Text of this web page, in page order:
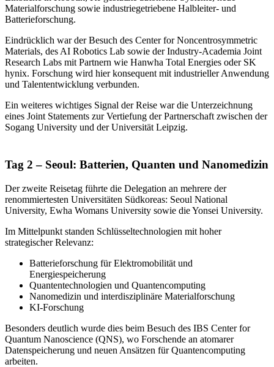
Materialforschung sowie industriegetriebene Halbleiter- und
Batterieforschung.
Eindrücklich war der Besuch des Center for Noncentrosymmetric
Materials, des AI Robotics Lab sowie der Industry-Academia Joint
Research Labs mit Partnern wie Hanwha Total Energies oder SK
hynix. Forschung wird hier konsequent mit industrieller Anwendung
und Talententwicklung verbunden.
Ein weiteres wichtiges Signal der Reise war die Unterzeichnung
eines Joint Statements zur Vertiefung der Partnerschaft zwischen der
Sogang University und der Universität Leipzig.
Tag 2 – Seoul: Batterien, Quanten und Nanomedizin
Der zweite Reisetag führte die Delegation an mehrere der
renommiertesten Universitäten Südkoreas: Seoul National
University, Ewha Womans University sowie die Yonsei University.
Im Mittelpunkt standen Schlüsseltechnologien mit hoher
strategischer Relevanz:
Batterieforschung für Elektromobilität und
Energiespeicherung
Quantentechnologien und Quantencomputing
Nanomedizin und interdisziplinäre Materialforschung
KI-Forschung
Besonders deutlich wurde dies beim Besuch des IBS Center for
Quantum Nanoscience (QNS), wo Forschende an atomarer
Datenspeicherung und neuen Ansätzen für Quantencomputing
arbeiten.